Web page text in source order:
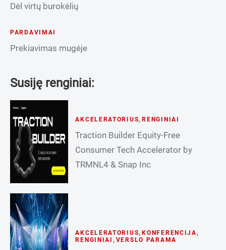
Dėl virtų burokėlių
PARDAVIMAI
Prekiavimas mugėje
Susiję renginiai:
AKCELERATORIUS, RENGINIAI
Traction Builder Equity-Free
Consumer Tech Accelerator by
TRMNL4 & Snap Inc
AKCELERATORIUS, KONFERENCIJA,
RENGINIAI , VERSLO PARAMA